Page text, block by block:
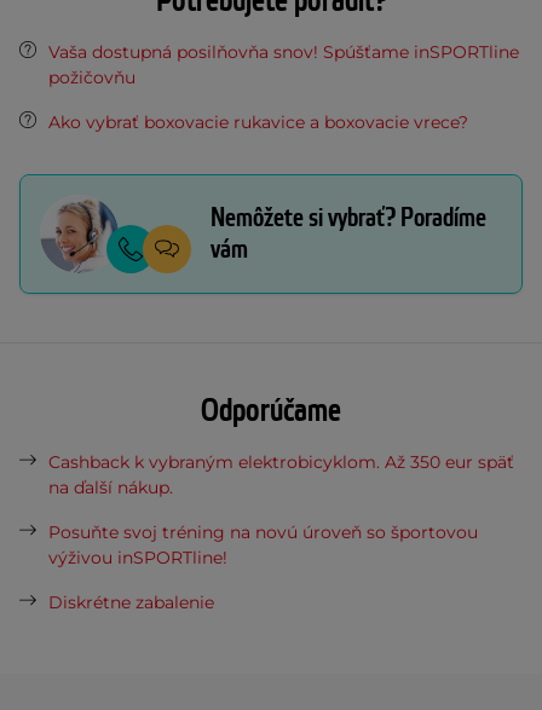
Vaša dostupná posilňovňa snov! Spúšťame inSPORTline
požičovňu
Ako vybrať boxovacie rukavice a boxovacie vrece?
Nemôžete si vybrať? Poradíme
vám
Odporúčame
Cashback k vybraným elektrobicyklom. Až 350 eur späť
na ďalší nákup.
Posuňte svoj tréning na novú úroveň so športovou
výživou inSPORTline!
Diskrétne zabalenie